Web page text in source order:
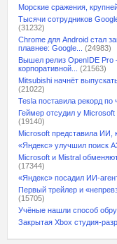
Морские сражения,
Тысячи сотрудников
(31232)
Chrome для Android стал
плавнее: Google...
(24983)
Вышел релиз OpenIDE
корпоративной...
(21563)
Mitsubishi начнёт
(21022)
Tesla поставила рекорд по
Геймер отсудил у Microsoft
(19140)
Microsoft представила ИИ,
«Яндекс» улучшил поиск
Microsoft и Mistral
(17344)
«Яндекс» посадил ИИ-
Первый трейлер и
(15705)
Учёные нашли способ
Закрытая Xbox студия-